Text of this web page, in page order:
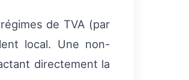
de TVA (par
local. Une non-
directement la